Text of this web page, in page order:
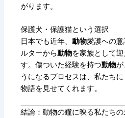
がります。
保護犬・保護猫という選択
日本でも近年、動物愛護への
ルターから動物を家族として
す。傷ついた経験を持つ動物
うになるプロセスは、私たち
物語を見せてくれます。
結論：動物の瞳に映る私たち